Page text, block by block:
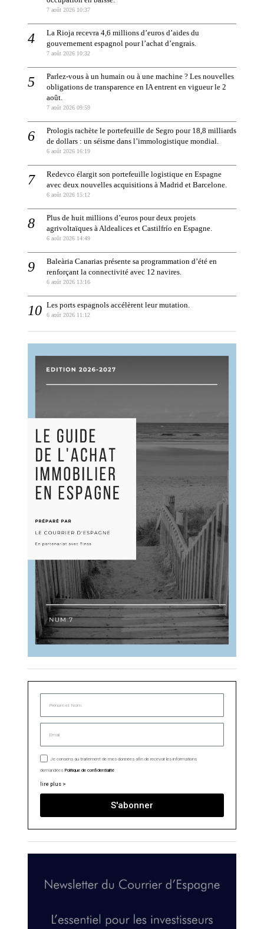
7 août 2026 10:37
La Rioja recevra 4,6 millions d’euros d’aides du
gouvernement espagnol pour l’achat d’engrais.
7 août 2026 10:32
Parlez-vous à un humain ou à une machine ? Les nouvelles
obligations de transparence en IA entrent en vigueur le 2
août.
7 août 2026 09:59
Prologis rachète le portefeuille de Segro pour 18,8 milliards
de dollars : un séisme dans l’immologistique mondial.
6 août 2026 16:19
Redevco élargit son portefeuille logistique en Espagne
avec deux nouvelles acquisitions à Madrid et Barcelone.
6 août 2026 15:12
Plus de huit millions d’euros pour deux projets
agrivoltaïques à Aldealices et Castilfrío en Espagne.
6 août 2026 14:49
Baleària Canarias présente sa programmation d’été en
renforçant la connectivité avec 12 navires.
6 août 2026 13:16
Les ports espagnols accélèrent leur mutation.
6 août 2026 11:12
Je consens au traitement de mes données afin de recevoir les informations
demandées.Politique de confidentialité
lire plus >
S'abonner